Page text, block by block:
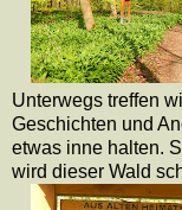
Unterwegs treffen
Geschichten und
etwas inne halten.
wird dieser Wald